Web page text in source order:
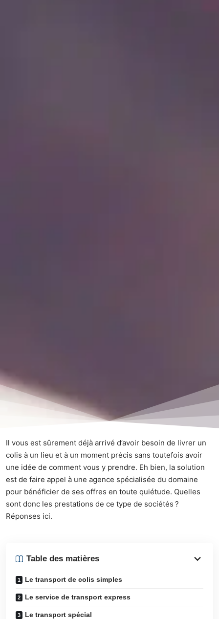
Il vous est sûrement déjà arrivé d’avoir besoin de livrer un
colis à un lieu et à un moment précis sans toutefois avoir
une idée de comment vous y prendre. Eh bien, la solution
est de faire appel à une agence spécialisée du domaine
pour bénéficier de ses offres en toute quiétude. Quelles
sont donc les prestations de ce type de sociétés ?
Réponses ici.
Table des matières
Le transport de colis simples
Le service de transport express
Le transport spécial